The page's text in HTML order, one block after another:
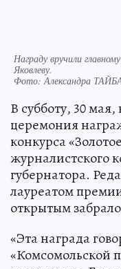
Награду вручили
Яковлеву.
Фото:Александра
В субботу, 30
церемония
конкурса
журналистского
губернатора.
лауреатом
открытым
«Эта награда
«Комсомольской